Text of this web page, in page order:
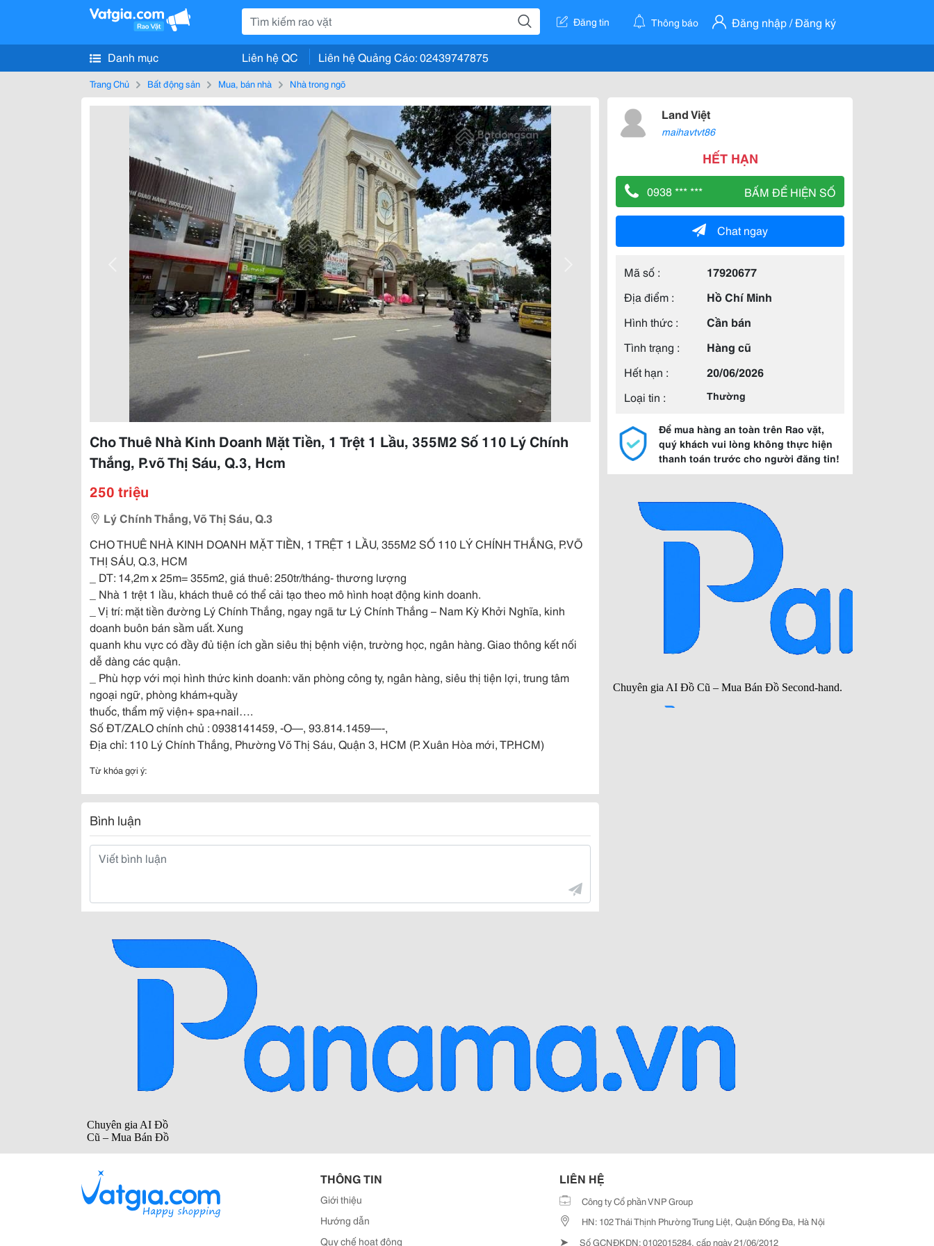
Đăng tin Thông báo Đăng nhập / Đăng ký
Danh mục Liên hệ QC Liên hệ Quảng Cáo: 02439747875
Trang Chủ Bất động sản Mua, bán nhà Nhà trong ngõ
Cho Thuê Nhà Kinh Doanh Mặt Tiền, 1 Trệt 1 Lầu, 355M2 Số 110 Lý Chính
Thắng, P.võ Thị Sáu, Q.3, Hcm
250 triệu
Lý Chính Thắng, Võ Thị Sáu, Q.3
CHO THUÊ NHÀ KINH DOANH MẶT TIỀN, 1 TRỆT 1 LẦU, 355M2 SỐ 110 LÝ CHÍNH THẮNG, P.VÕ
THỊ SÁU, Q.3, HCM
_ DT: 14,2m x 25m= 355m2, giá thuê: 250tr/tháng- thương lượng
_ Nhà 1 trệt 1 lầu, khách thuê có thể cải tạo theo mô hình hoạt động kinh doanh.
_ Vị trí: mặt tiền đường Lý Chính Thắng, ngay ngã tư Lý Chính Thắng – Nam Kỳ Khởi Nghĩa, kinh
doanh buôn bán sầm uất. Xung
quanh khu vực có đầy đủ tiện ích gần siêu thị bệnh viện, trường học, ngân hàng. Giao thông kết nối
dễ dàng các quận.
_ Phù hợp với mọi hình thức kinh doanh: văn phòng công ty, ngân hàng, siêu thị tiện lợi, trung tâm
ngoại ngữ, phòng khám+quầy
thuốc, thẩm mỹ viện+ spa+nail….
Số ĐT/ZALO chính chủ : 0938141459, -O—, 93.814.1459—-,
Địa chỉ: 110 Lý Chính Thắng, Phường Võ Thị Sáu, Quận 3, HCM (P. Xuân Hòa mới, TP.HCM)
Từ khóa gợi ý:
Bình luận
Land Việt
maihavtvt86
HẾT HẠN
0938 *** *** BẤM ĐỂ HIỆN SỐ
Chat ngay
Mã số :
17920677
Địa điểm :
Hồ Chí Minh
Hình thức :
Cần bán
Tình trạng :
Hàng cũ
Hết hạn :
20/06/2026
Loại tin :
Thường
Để mua hàng an toàn trên Rao vặt,
quý khách vui lòng không thực hiện
thanh toán trước cho người đăng tin!
THÔNG TIN
Giới thiệu
Hướng dẫn
Quy chế hoạt động
LIÊN HỆ
Công ty Cổ phần VNP Group
HN: 102 Thái Thịnh Phường Trung Liệt, Quận Đống Đa, Hà Nội
➤ Số GCNĐKDN: 0102015284, cấp ngày 21/06/2012